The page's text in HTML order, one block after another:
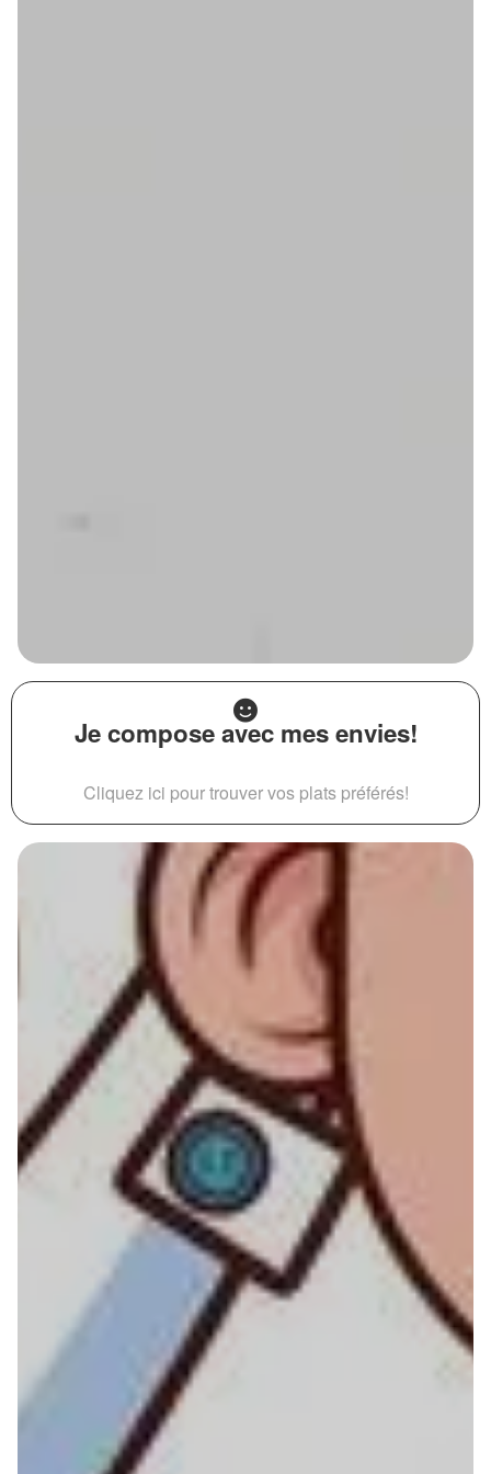
Je compose avec mes envies!
Cliquez ici pour trouver vos plats préférés!